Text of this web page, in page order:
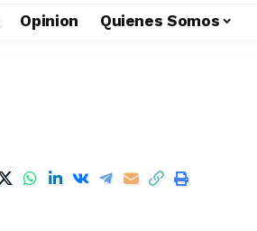
Opinion Quienes Somos